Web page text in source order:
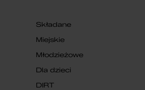
Składane
Miejskie
Młodzieżowe
Dla dzieci
DIRT